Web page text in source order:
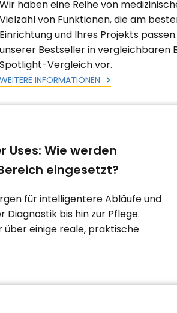
Wir haben eine Reihe von
Vielzahl von Funktionen, die am
Einrichtung und Ihres Projekts
unserer Bestseller in vergleichbaren
Spotlight-Vergleich vor.
WEITERE INFORMATIONEN
Uses: Wie werden
eingesetzt?
für intelligentere Abläufe und
bis hin zur Pflege.
über einige reale, praktische